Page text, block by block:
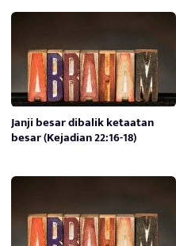
Janji besar dibalik ketaatan
besar (Kejadian 22:16-18)